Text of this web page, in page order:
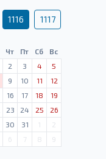
1116 1117
Чт Пт Сб
Вс
2 3 4
5
9 10 11
12
16 17 18
19
23 24 25
26
30 31 1
2
6 7 8 9